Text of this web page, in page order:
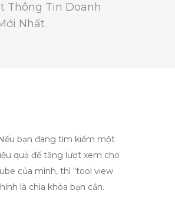
Thông Tin Doanh
Nhất
bạn đang tìm kiếm một
quả để tăng lượt xem cho
của mình, thì “tool view
là chìa khóa bạn cần.